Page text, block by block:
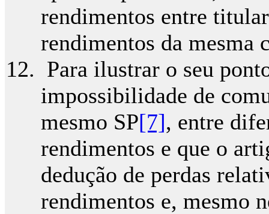
rendimentos entre
rendimentos da mesma
Para ilustrar o seu
impossibilidade de
mesmo SP[7], entre
rendimentos e que o
dedução de perdas
rendimentos e, mesmo